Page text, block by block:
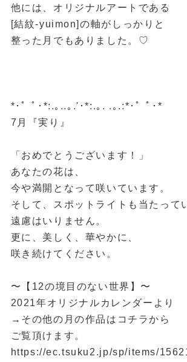
他には、オリジナルアートである
[結紋-yuimon]の軸がしっかりと
整った月でもありました。♡
*･゜ﾟ･*:.｡..｡.'･*:.｡. .｡.:*･゜ﾟ･*
7月『実り』
「おめでとうございます！」
あなたの花は、
今や満開となって咲いています。
そして、スポットライトも当たって
遠慮はいりません。
更に、美しく、華やかに、
咲き続けてください。
〜【12の境目のない世界】〜
2021年オリジナルカレンダーより
→その他の月の作品はコチラから
ご覧頂けます。
https://ec.tsuku2.jp/sp/items/